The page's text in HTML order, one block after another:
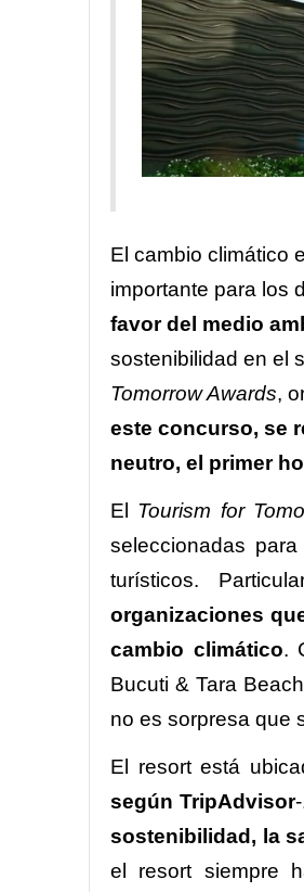
El cambio climático
importante para los
favor del medio
sostenibilidad en el
Tomorrow Awards,
este concurso, se
neutro, el primer
El Tourism for
seleccionadas
turísticos.
organizaciones
cambio climático.
Bucuti & Tara
no es sorpresa que
El resort está
según TripAdvisor
sostenibilidad, la
el resort siempre